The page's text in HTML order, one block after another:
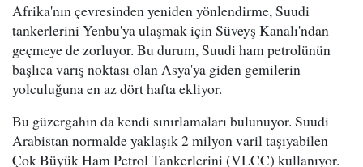
Afrika'nın çevresinden yeniden yönlendirme, Suudi
tankerlerini Yenbu'ya ulaşmak için Süveyş Kanalı'ndan
geçmeye de zorluyor. Bu durum, Suudi ham petrolünün
başlıca varış noktası olan Asya'ya giden gemilerin
yolculuğuna en az dört hafta ekliyor.
Bu güzergahın da kendi sınırlamaları bulunuyor. Suudi
Arabistan normalde yaklaşık 2 milyon varil taşıyabilen
Çok Büyük Ham Petrol Tankerlerini (VLCC) kullanıyor.